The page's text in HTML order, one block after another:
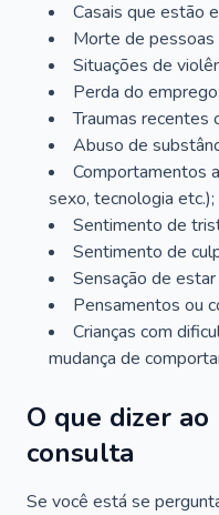
Casais que estão
Morte de pessoas
Situações de
Perda do emprego;
Traumas recentes
Abuso de
Comportamentos
sexo, tecnologia etc.);
Sentimento de
Sentimento de
Sensação de
Pensamentos ou
Crianças com
mudança de
O que dizer
consulta
Se você está se